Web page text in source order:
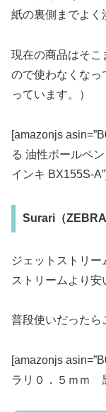
紙の裏側までよく
現在の商品はそこ
ので使わなくなっ
っています。）
[amazonjs
る 油性ボールペ
インキ BX155S-A”]
Surari（ZEBRA
ジェットストリー
ストリームより安
普段使いだったら
[amazonjs
ラリ０．５ｍｍ